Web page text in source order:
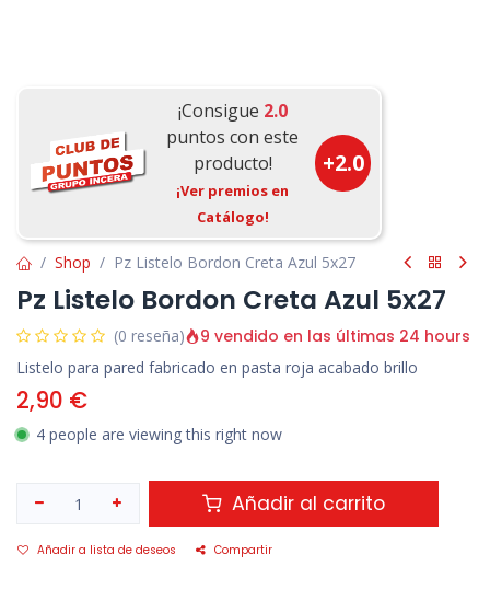
¡Consigue 2.0
puntos con este
producto!
¡Ver premios en
Catálogo!
+2.0
Shop Pz Listelo Bordon Creta Azul 5x27
Pz Listelo Bordon Creta Azul 5x27
(0 reseña) 9 vendido en las últimas 24 hours
Listelo para pared fabricado en pasta roja acabado brillo
2,90 €
4 people are viewing this right now
Añadir al carrito
Añadir a lista de deseos Compartir